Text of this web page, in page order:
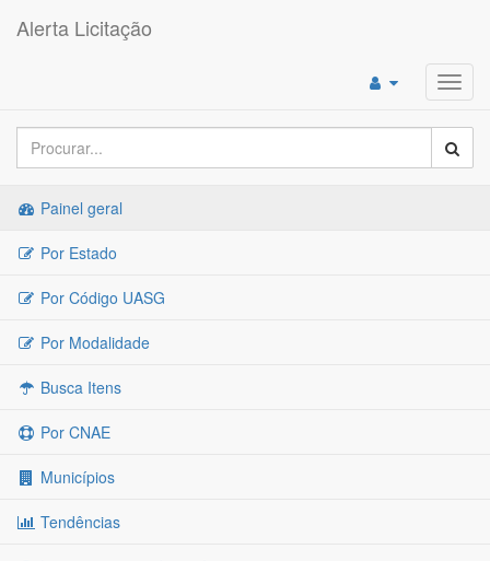
Alerta Licitação
Painel geral
Por Estado
Por Código UASG
Por Modalidade
Busca Itens
Por CNAE
Municípios
Tendências